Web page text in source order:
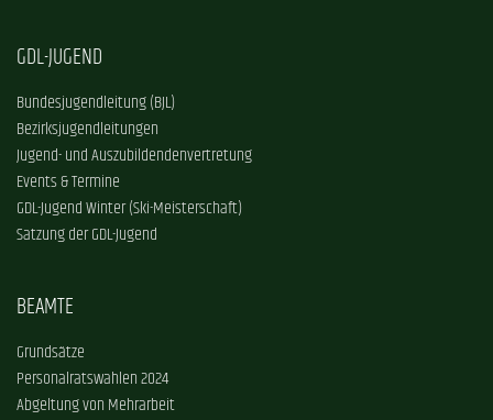
GDL-JUGEND
Bundesjugendleitung (BJL)
Bezirksjugendleitungen
Jugend- und Auszubildendenvertretung
Events & Termine
GDL-Jugend Winter (Ski-Meisterschaft)
Satzung der GDL-Jugend
BEAMTE
Grundsätze
Personalratswahlen 2024
Abgeltung von Mehrarbeit